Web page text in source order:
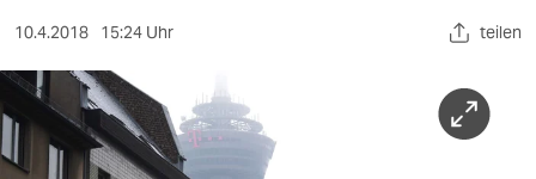
sport
berlin
nord
10.4.2018 15:24 Uhr teilen